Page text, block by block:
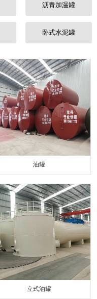
沥青加温罐
卧式水泥罐
油罐
立式油罐